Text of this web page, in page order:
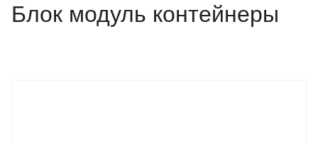
Блок модуль контейнеры